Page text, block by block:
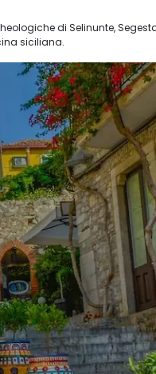
di Selinunte,
siciliana.